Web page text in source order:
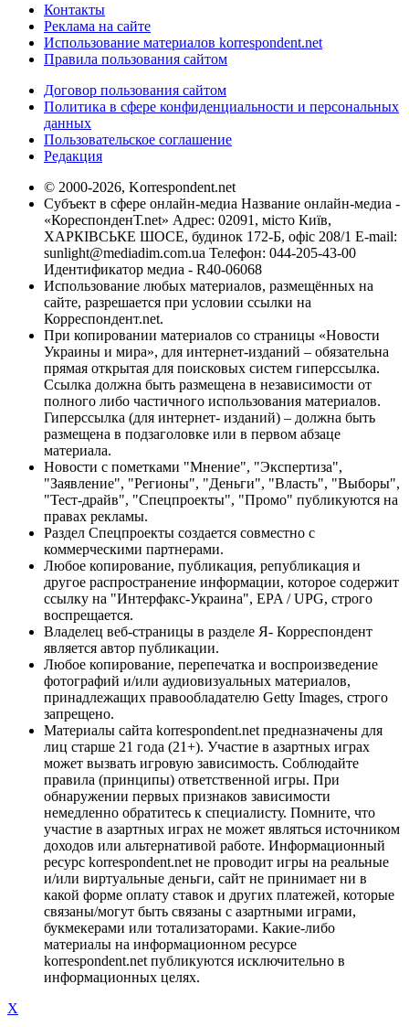
Контакты
Реклама на сайте
Использование материалов korrespondent.net
Правила пользования сайтом
Договор пользования сайтом
Политика в сфере конфиденциальности и персональных
данных
Пользовательское соглашение
Редакция
© 2000-2026, Korrespondent.net
Субъект в сфере онлайн-медиа Название онлайн-медиа -
«КореспонденТ.net» Адрес: 02091, місто Київ,
ХАРКІВСЬКЕ ШОСЕ, будинок 172-Б, офіс 208/1 E-mail:
sunlight@mediadim.com.ua Телефон: 044-205-43-00
Идентификатор медиа - R40-06068
Использование любых материалов, размещённых на
сайте, разрешается при условии ссылки на
Корреспондент.net.
При копировании материалов со страницы «Новости
Украины и мира», для интернет-изданий – обязательна
прямая открытая для поисковых систем гиперссылка.
Ссылка должна быть размещена в независимости от
полного либо частичного использования материалов.
Гиперссылка (для интернет- изданий) – должна быть
размещена в подзаголовке или в первом абзаце
материала.
Новости с пометками "Мнение", "Экспертиза",
"Заявление", "Регионы", "Деньги", "Власть", "Выборы",
"Тест-драйв", "Спецпроекты", "Промо" публикуются на
правах рекламы.
Раздел Спецпроекты создается совместно с
коммерческими партнерами.
Любое копирование, публикация, републикация и
другое распространение информации, которое содержит
ссылку на "Интерфакс-Украина", EPA / UPG, строго
воспрещается.
Владелец веб-страницы в разделе Я- Корреспондент
является автор публикации.
Любое копирование, перепечатка и воспроизведение
фотографий и/или аудиовизуальных материалов,
принадлежащих правообладателю Getty Images, строго
запрещено.
Материалы сайта korrespondent.net предназначены для
лиц старше 21 года (21+). Участие в азартных играх
может вызвать игровую зависимость. Соблюдайте
правила (принципы) ответственной игры. При
обнаружении первых признаков зависимости
немедленно обратитесь к специалисту. Помните, что
участие в азартных играх не может являться источником
доходов или альтернативой работе. Информационный
ресурс korrespondent.net не проводит игры на реальные
и/или виртуальные деньги, сайт не принимает ни в
какой форме оплату ставок и других платежей, которые
связаны/могут быть связаны с азартными играми,
букмекерами или тотализаторами. Какие-либо
материалы на информационном ресурсе
korrespondent.net публикуются исключительно в
информационных целях.
X